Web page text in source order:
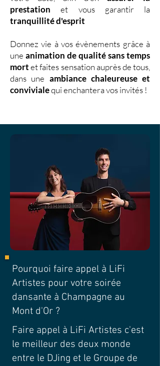
prestationet vous garantir la
tranquillité d'esprit
Donnez vie à vos évènements grâce à
une animation de qualité sans temps
mortet faites sensation auprès de tous,
dans une ambiance chaleureuse et
convivialequi enchantera vos invités !
Pourquoi faire appel à LiFi
Artistes pour votre soirée
dansante à Champagne au
Mont d'Or ?
Faire appel à LiFi Artistes c'est
le meilleur des deux monde
entre le DJing et le Groupe de